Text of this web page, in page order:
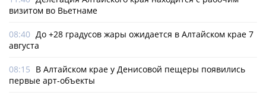
визитом во Вьетнаме
08:40 До +28 градусов жары ожидается в Алтайском крае 7
августа
08:15 В Алтайском крае у Денисовой пещеры появились
первые арт-объекты